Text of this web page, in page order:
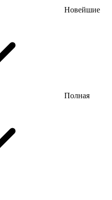
Новейшие
Полная